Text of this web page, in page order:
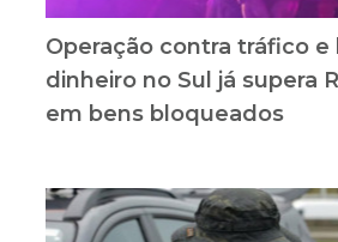
Operação contra tráfico e
dinheiro no Sul já supera
em bens bloqueados